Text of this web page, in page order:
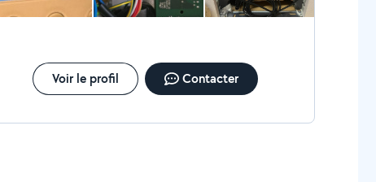
Voir le profil Contacter